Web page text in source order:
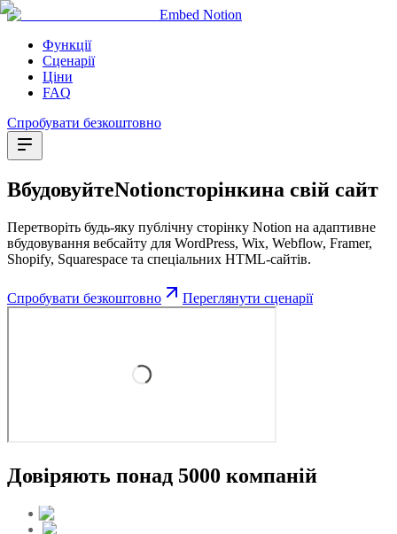
Embed Notion
Функції
Сценарії
Ціни
FAQ
Спробувати безкоштовно
ВбудовуйтеNotionсторінкина свій сайт
Перетворіть будь-яку публічну сторінку Notion на адаптивне
вбудовування вебсайту для WordPress, Wix, Webflow, Framer,
Shopify, Squarespace та спеціальних HTML-сайтів.
Спробувати безкоштовно Переглянути сценарії
Довіряють понад 5000 компаній